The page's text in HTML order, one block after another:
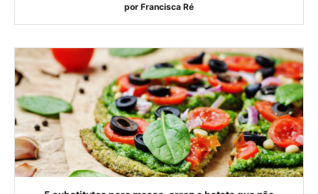
por Francisca Ré